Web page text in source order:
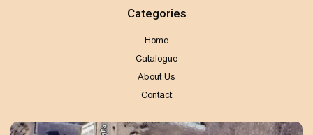
Categories
Home
Catalogue
About Us
Contact